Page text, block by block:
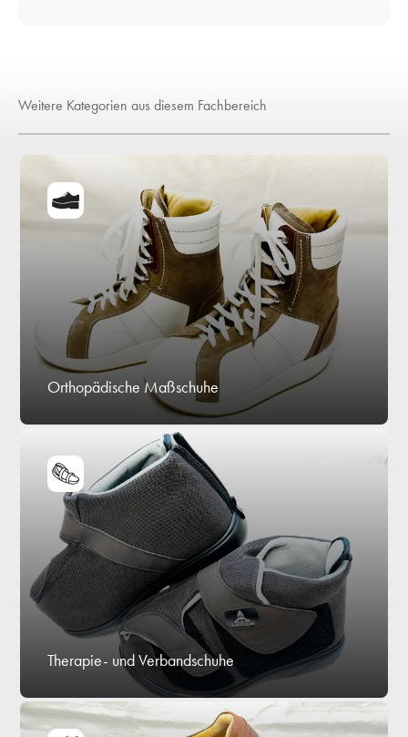
Weitere Kategorien aus diesem Fachbereich
Orthopädische Maßschuhe
Therapie- und Verbandschuhe